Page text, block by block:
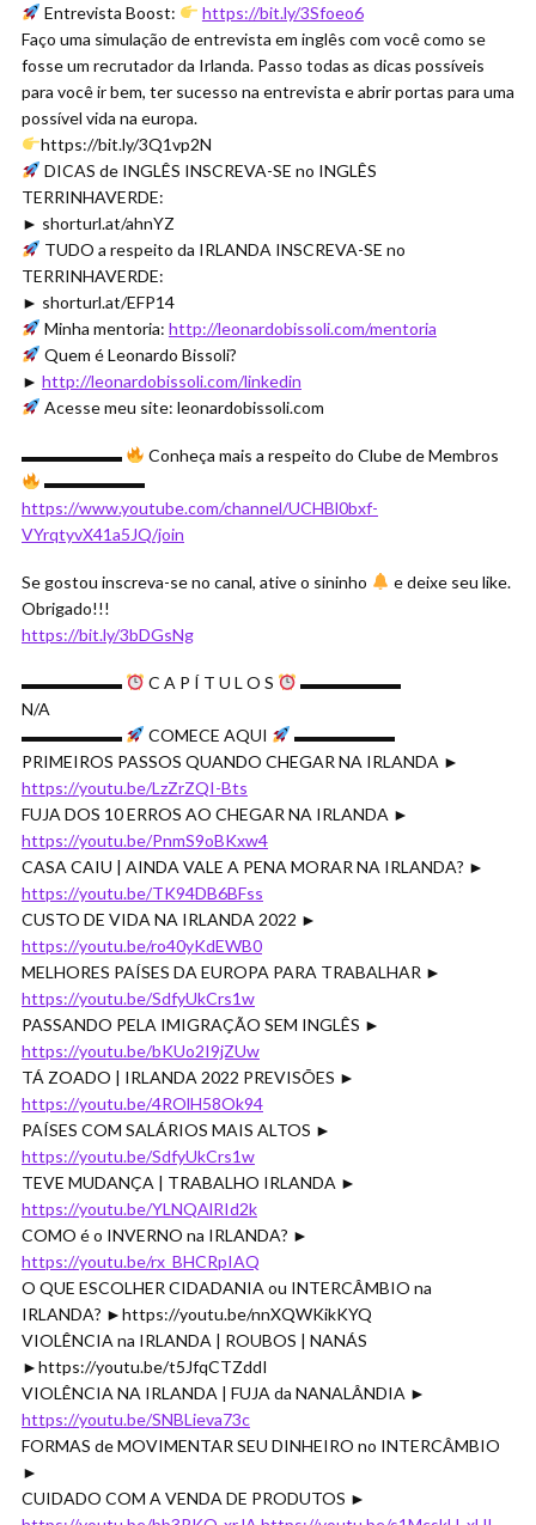
Entrevista Boost:
https://bit.ly/3Sfoeo6
Faço uma simulação de entrevista em inglês com você como se
fosse um recrutador da Irlanda. Passo todas as dicas possíveis
para você ir bem, ter sucesso na entrevista e abrir portas para uma
possível vida na europa.
https://bit.ly/3Q1vp2N
DICAS de INGLÊS INSCREVA-SE no INGLÊS
TERRINHAVERDE:
► shorturl.at/ahnYZ
TUDO a respeito da IRLANDA INSCREVA-SE no
TERRINHAVERDE:
► shorturl.at/EFP14
Minha mentoria: http://leonardobissoli.com/mentoria
Quem é Leonardo Bissoli?
► http://leonardobissoli.com/linkedin
Acesse meu site: leonardobissoli.com
▬▬▬▬▬▬
Conheça mais a respeito do Clube de Membros
▬▬▬▬▬▬
https://www.youtube.com/channel/UCHBl0bxf-
VYrqtyvX41a5JQ/join
Se gostou inscreva-se no canal, ative o sininho
e deixe seu like.
Obrigado!!!
https://bit.ly/3bDGsNg
▬▬▬▬▬▬ C A P Í T U L O S
▬▬▬▬▬▬
N/A
▬▬▬▬▬▬
COMECE AQUI
▬▬▬▬▬▬
PRIMEIROS PASSOS QUANDO CHEGAR NA IRLANDA ►
https://youtu.be/LzZrZQI-Bts
FUJA DOS 10 ERROS AO CHEGAR NA IRLANDA ►
https://youtu.be/PnmS9oBKxw4
CASA CAIU | AINDA VALE A PENA MORAR NA IRLANDA? ►
https://youtu.be/TK94DB6BFss
CUSTO DE VIDA NA IRLANDA 2022 ►
https://youtu.be/ro40yKdEWB0
MELHORES PAÍSES DA EUROPA PARA TRABALHAR ►
https://youtu.be/SdfyUkCrs1w
PASSANDO PELA IMIGRAÇÃO SEM INGLÊS ►
https://youtu.be/bKUo2I9jZUw
TÁ ZOADO | IRLANDA 2022 PREVISÕES ►
https://youtu.be/4ROlH58Ok94
PAÍSES COM SALÁRIOS MAIS ALTOS ►
https://youtu.be/SdfyUkCrs1w
TEVE MUDANÇA | TRABALHO IRLANDA ►
https://youtu.be/YLNQAlRId2k
COMO é o INVERNO na IRLANDA? ►
https://youtu.be/rx_BHCRpIAQ
O QUE ESCOLHER CIDADANIA ou INTERCÂMBIO na
IRLANDA? ►https://youtu.be/nnXQWKikKYQ
VIOLÊNCIA na IRLANDA | ROUBOS | NANÁS
►https://youtu.be/t5JfqCTZddI
VIOLÊNCIA NA IRLANDA | FUJA da NANALÂNDIA ►
https://youtu.be/SNBLieva73c
FORMAS de MOVIMENTAR SEU DINHEIRO no INTERCÂMBIO
►
CUIDADO COM A VENDA DE PRODUTOS ►